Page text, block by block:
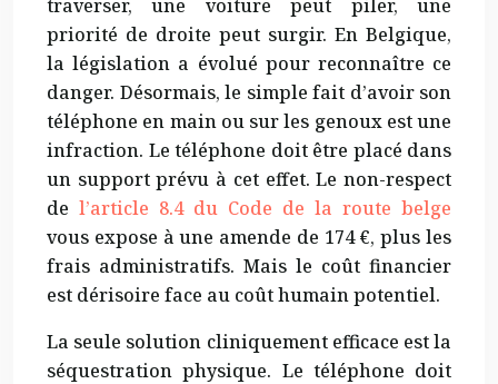
traverser, une voiture peut piler, une
priorité de droite peut surgir. En Belgique,
la législation a évolué pour reconnaître ce
danger. Désormais, le simple fait d’avoir son
téléphone en main ou sur les genoux est une
infraction. Le téléphone doit être placé dans
un support prévu à cet effet. Le non-respect
de l’article 8.4 du Code de la route belge
vous expose à une amende de 174 €, plus les
frais administratifs. Mais le coût financier
est dérisoire face au coût humain potentiel.
La seule solution cliniquement efficace est la
séquestration physique. Le téléphone doit